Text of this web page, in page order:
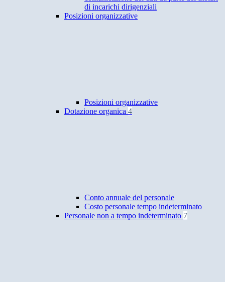
di incarichi dirigenziali
Posizioni organizzative
Posizioni organizzative
Dotazione organica 4
Conto annuale del personale
Costo personale tempo indeterminato
Personale non a tempo indeterminato 7